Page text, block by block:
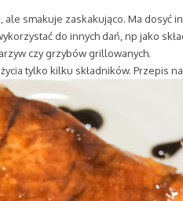
smakuje zaskakująco. Ma dosyć
do innych dań, np jako
czy grzybów grillowanych.
tylko kilku składników. Przepis